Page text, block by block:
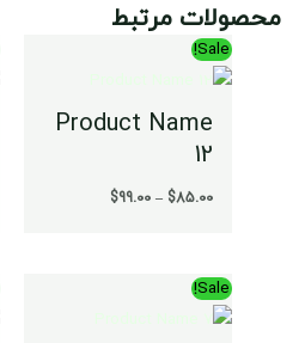
محصولات مرتبط
Sale!
Product Name
12
$85.00
–
$99.00
$99.00
Sale!